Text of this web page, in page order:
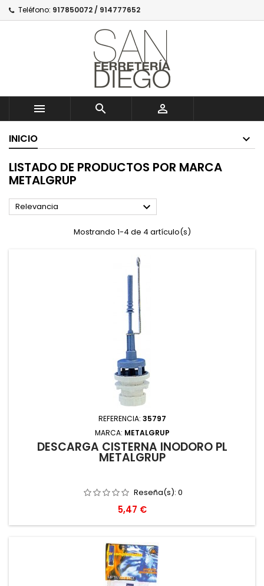
Teléfono: 917850072 / 914777652
  
INICIO
LISTADO DE PRODUCTOS POR MARCA
METALGRUP
Relevancia 
Mostrando 1-4 de 4 artículo(s)
REFERENCIA: 35797
MARCA: METALGRUP
DESCARGA CISTERNA INODORO PL
METALGRUP
Reseña(s): 0
Precio
5,47 €